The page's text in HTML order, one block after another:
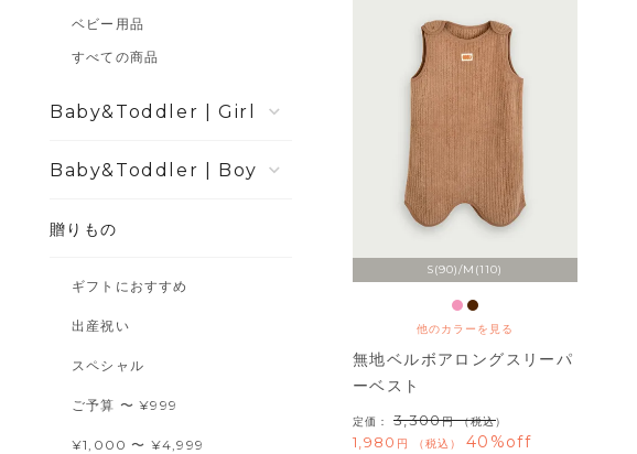
ベビー用品
すべての商品
Girl
Boy
贈りもの
ギフトにおすすめ
出産祝い
スペシャル
ご予算 〜 ¥999
¥1,000 〜 ¥4,999
S(90)/M(110)
他のカラーを見る
無地ベルボアロングスリーパ
ーベスト
定価： 3,300 （税込）
1,980 税込 40%off